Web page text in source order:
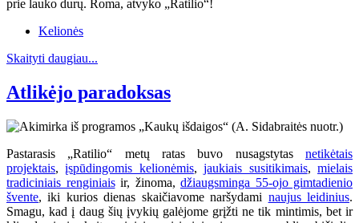
prie lauko durų. Roma, atvyko „Ratilio“!
Kelionės
Skaityti daugiau...
Atlikėjo paradoksas
Pastarasis „Ratilio“ metų ratas buvo nusagstytas netikėtais
projektais,įspūdingomis kelionėmis,jaukiais susitikimais,mielais
tradiciniais renginiaisir, žinoma, džiaugsminga 55-ojo gimtadienio
švente, iki kurios dienas skaičiavome naršydami naujus leidinius.
Smagu, kad į daug šių įvykių galėjome grįžti ne tik mintimis, bet ir